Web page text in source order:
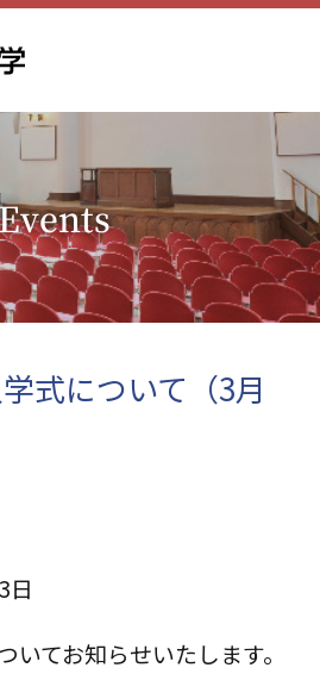
式について（3月
日
いてお知らせいたします。